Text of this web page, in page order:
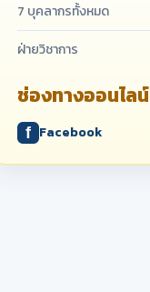
7 บุคลากรทั้งหมด
ฝ่ายวิชาการ
ช่องทางออนไลน์
Facebook